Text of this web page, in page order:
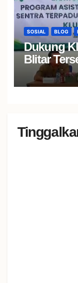
SOSIAL BLOG
Dukung
Blitar